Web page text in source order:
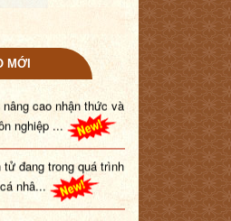
MỚI
cao nhận thức và
nghiệp ...
đang trong quá trình
nhâ...